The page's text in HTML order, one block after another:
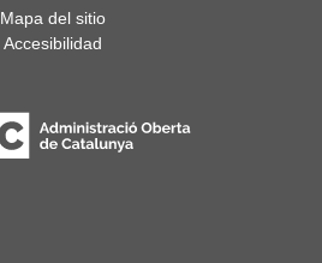
Mapa del sitio
Accesibilidad